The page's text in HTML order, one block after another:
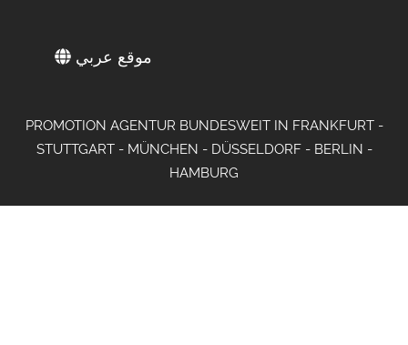
موقع عربي
PROMOTION AGENTUR BUNDESWEIT IN FRANKFURT -
STUTTGART - MÜNCHEN - DÜSSELDORF - BERLIN -
HAMBURG